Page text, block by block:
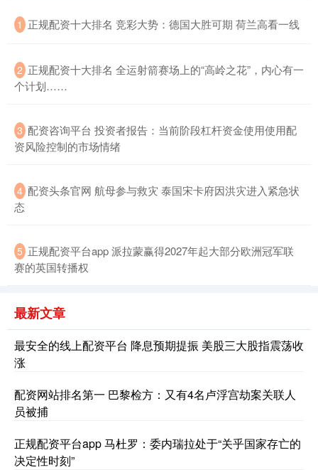
国债指数 229.69 +0.10 +0.04%
1 正规配资十大排名 竞彩大势：德国大胜可期 荷兰高看一线
2 正规配资十大排名 全运射箭赛场上的“高岭之花”，内心有一
个计划……
3 配资咨询平台 投资者报告：当前阶段杠杆资金使用使用配
资风险控制的市场情绪
4 配资头条官网 航母参与救灾 泰国宋卡府因洪灾进入紧急状
态
5 正规配资平台app 派拉蒙赢得2027年起大部分欧洲冠军联
赛的英国转播权
最新文章
最安全的线上配资平台 降息预期提振 美股三大股指震荡收
涨
配资网站排名第一 巴黎检方：又有4名卢浮宫劫案关联人
员被捕
正规配资平台app 马杜罗：委内瑞拉处于“关乎国家存亡的
决定性时刻”